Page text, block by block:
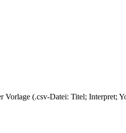
(.csv-Datei: Titel; Interpret;